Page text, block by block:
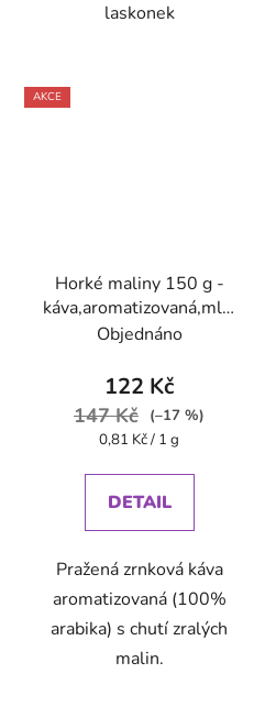
laskonek
AKCE
Horké maliny 150 g -
káva,aromatizovaná,mletá
- Oxalis
Objednáno
122 Kč
147 Kč
(–17 %)
Měrná
0,81 Kč / 1 g
DETAIL
Pražená zrnková káva
aromatizovaná (100%
arabika) s chutí zralých
malin.